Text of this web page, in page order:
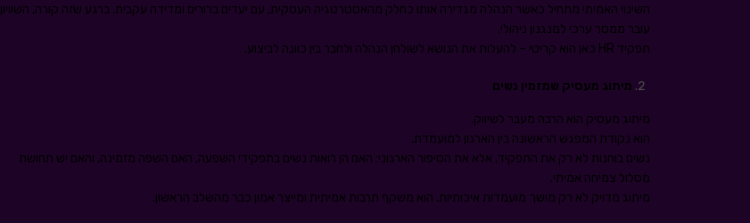
השינוי האמיתי מתחיל כאשר הנהלה מגדירה אותו כחלק מהאסטרטגיה העסקית, עם יעדים ברורים ומדידה עקבית. ברגע שזה קורה, השוויון
עובר ממסר ערכי למנגנון ניהולי.
תפקיד HR כאן הוא קריטי – להעלות את הנושא לשולחן הנהלה ולחבר בין כוונה לביצוע.
מיתוג מעסיק שמזמין נשים
מיתוג מעסיק הוא הרבה מעבר לשיווק.
הוא נקודת המפגש הראשונה בין הארגון למועמדת.
נשים בוחנות לא רק את התפקיד, אלא את הסיפור הארגוני: האם הן רואות נשים בתפקידי השפעה, האם השפה מזמינה, והאם יש תחושת
מסלול צמיחה אמיתי.
מיתוג מדויק לא רק מושך מועמדות איכותיות. הוא משקף תרבות אמיתית ומייצר אמון כבר מהשלב הראשון.